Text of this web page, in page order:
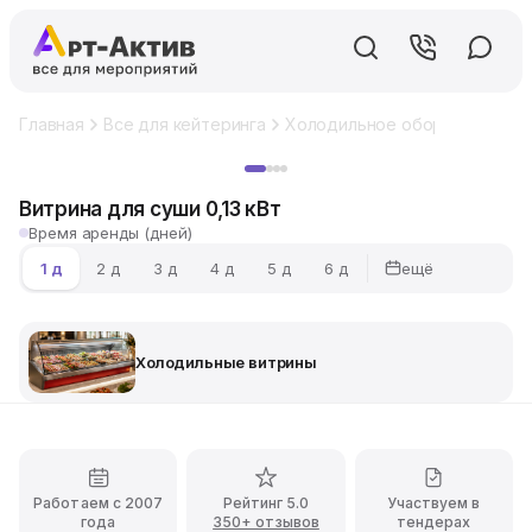
Главная Все для кейтеринга Холодильное оборудование
Витрина для суши 0,13 кВт
Время аренды (дней)
1 д
2 д 3 д 4 д 5 д 6 д ещё
Холодильные витрины
Работаем с 2007
года
Рейтинг 5.0
350+ отзывов
Участвуем в
тендерах